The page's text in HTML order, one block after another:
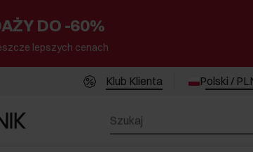
DO -60%
lepszych cenach
Klub Klienta Polski /